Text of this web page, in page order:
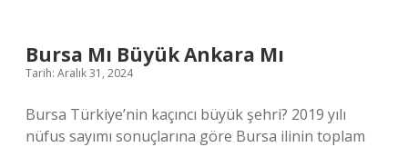
Bursa Mı Büyük Ankara Mı
Tarih: Aralık 31, 2024
Bursa Türkiye’nin kaçıncı büyük şehri? 2019 yılı
nüfus sayımı sonuçlarına göre Bursa ilinin toplam